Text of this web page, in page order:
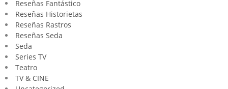
Reseñas Fantástico
Reseñas Historietas
Reseñas Rastros
Reseñas Seda
Seda
Series TV
Teatro
TV & CINE